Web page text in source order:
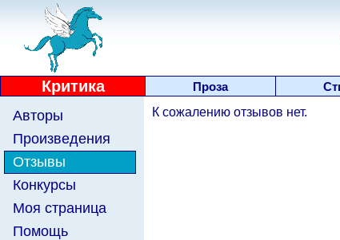
Критика Проза
Авторы
Произведения
Отзывы
Конкурсы
Моя страница
Помощь
К сожалению отзывов нет.